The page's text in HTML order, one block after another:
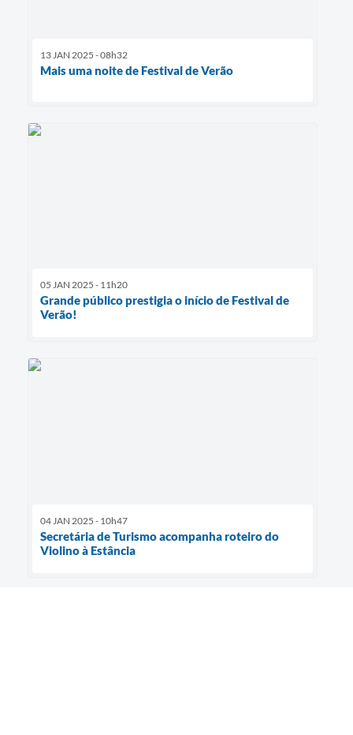
13 JAN 2025 - 08h32
Mais uma noite de Festival de Verão
05 JAN 2025 - 11h20
Grande público prestigia o início de Festival de
Verão!
04 JAN 2025 - 10h47
Secretária de Turismo acompanha roteiro do
Violino à Estância